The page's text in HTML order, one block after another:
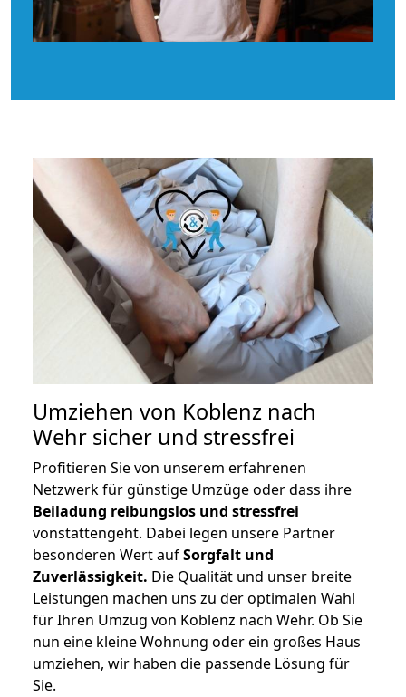
Umziehen von Koblenz nach
Wehr sicher und stressfrei
Profitieren Sie von unserem erfahrenen
Netzwerk für günstige Umzüge oder dass ihre
Beiladung reibungslos und stressfrei
vonstattengeht. Dabei legen unsere Partner
besonderen Wert aufSorgfalt und
Zuverlässigkeit. Die Qualität und unser breite
Leistungen machen uns zu der optimalen Wahl
für Ihren Umzug von Koblenz nach Wehr. Ob Sie
nun eine kleine Wohnung oder ein großes Haus
umziehen, wir haben die passende Lösung für
Sie.